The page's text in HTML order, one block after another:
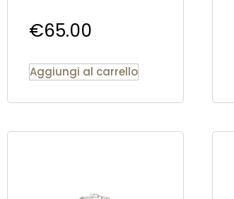
€65.00
Aggiungi al carrello